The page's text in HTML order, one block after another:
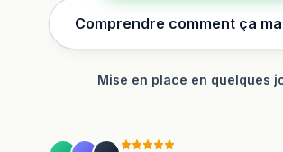
Comprendre comment ça
Mise en place en quelques